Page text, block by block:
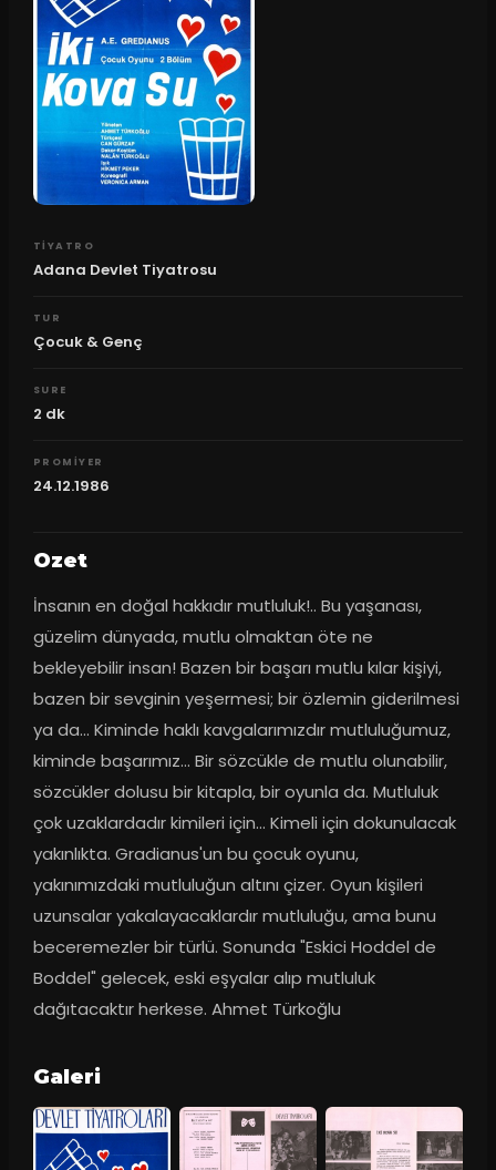
TIYATRO
Adana Devlet Tiyatrosu
TUR
Çocuk & Genç
SURE
2 dk
PROMIYER
24.12.1986
Ozet
İnsanın en doğal hakkıdır mutluluk!.. Bu yaşanası,
güzelim dünyada, mutlu olmaktan öte ne
bekleyebilir insan! Bazen bir başarı mutlu kılar kişiyi,
bazen bir sevginin yeşermesi; bir özlemin giderilmesi
ya da... Kiminde haklı kavgalarımızdır mutluluğumuz,
kiminde başarımız... Bir sözcükle de mutlu olunabilir,
sözcükler dolusu bir kitapla, bir oyunla da. Mutluluk
çok uzaklardadır kimileri için... Kimeli için dokunulacak
yakınlıkta. Gradianus'un bu çocuk oyunu,
yakınımızdaki mutluluğun altını çizer. Oyun kişileri
uzunsalar yakalayacaklardır mutluluğu, ama bunu
beceremezler bir türlü. Sonunda "Eskici Hoddel de
Boddel" gelecek, eski eşyalar alıp mutluluk
dağıtacaktır herkese. Ahmet Türkoğlu
Galeri